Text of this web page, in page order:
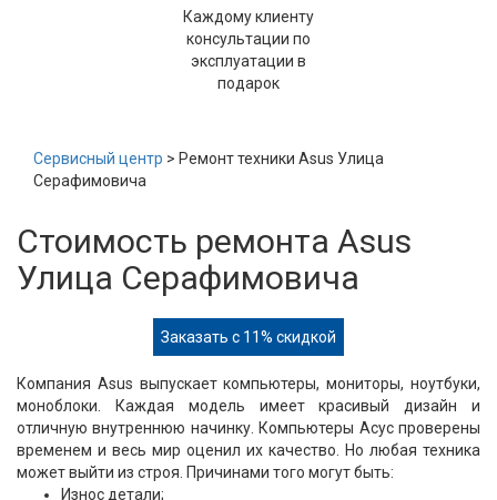
Каждому клиенту
консультации по
эксплуатации в
подарок
Сервисный центр > Ремонт техники Asus Улица
Серафимовича
Стоимость ремонта Asus
Улица Серафимовича
Заказать с 11% скидкой
Компания Asus выпускает компьютеры, мониторы, ноутбуки,
моноблоки. Каждая модель имеет красивый дизайн и
отличную внутреннюю начинку. Компьютеры Асус проверены
временем и весь мир оценил их качество. Но любая техника
может выйти из строя. Причинами того могут быть:
Износ детали;